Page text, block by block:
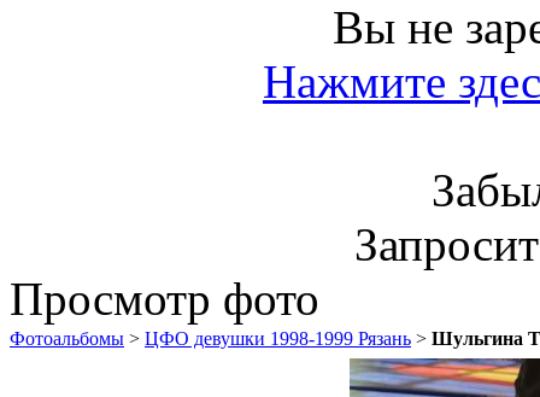
Вы не
Нажмите
Просмотр фото
Фотоальбомы > ЦФО девушки 1998-1999 Рязань > Шульгина